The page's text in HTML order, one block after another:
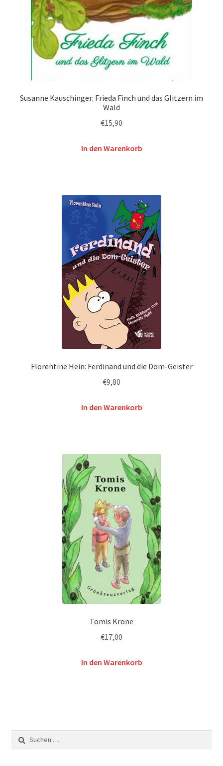
Susanne Kauschinger: Frieda Finch und das Glitzern im
Wald
€15,90
In den Warenkorb
Florentine Hein: Ferdinand und die Dom-Geister
€9,80
In den Warenkorb
Tomis Krone
€17,00
In den Warenkorb
Suchen
nach: